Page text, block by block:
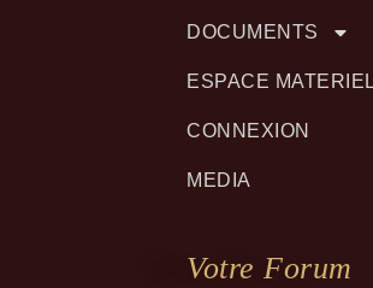
DOCUMENTS
ESPACE
CONNEXION
MEDIA
Votre Forum